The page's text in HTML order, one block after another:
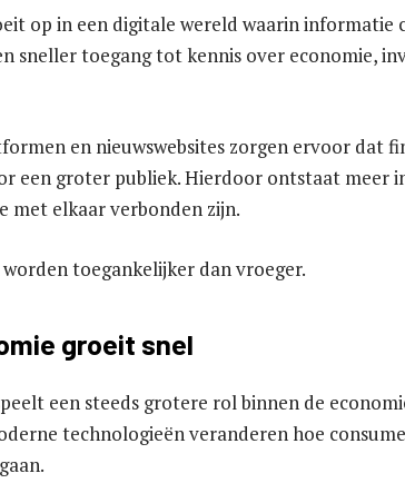
op in een digitale wereld waarin informatie
sneller toegang tot kennis over economie,
en nieuwswebsites zorgen ervoor dat
een groter publiek. Hierdoor ontstaat meer
met elkaar verbonden zijn.
toegankelijker dan vroeger.
groeit snel
een steeds grotere rol binnen de
technologieën veranderen hoe